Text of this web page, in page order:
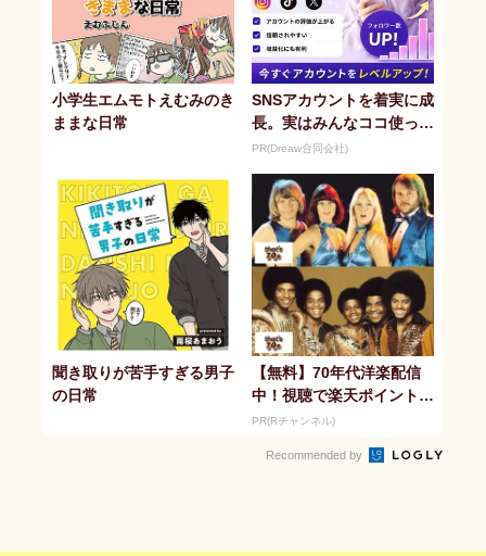
小学生エムモトえむみのき
ままな日常
SNSアカウントを着実に成
長。実はみんなココ使って
ます。
PR(Dreaw合同会社)
聞き取りが苦手すぎる男子
の日常
【無料】70年代洋楽配信
中！視聴で楽天ポイント貯
まる
PR(Rチャンネル)
Recommended by